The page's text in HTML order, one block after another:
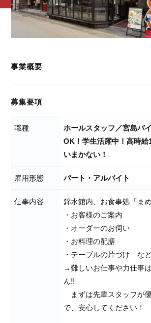
事業概要
募集要項
職種
ホールスタッフ／宮島バ
OK！学生活躍中！高時給
いまかない！
雇用形態 パート・アルバイト
仕事内容
錦水館内、お食事処「ま
・お客様のご案内
・オーダーのお伺い
・お料理の配膳
・テーブルの片づけ な
→難しいお仕事や力仕事
ん!!
まずは先輩スタッフが
で、安心してください！